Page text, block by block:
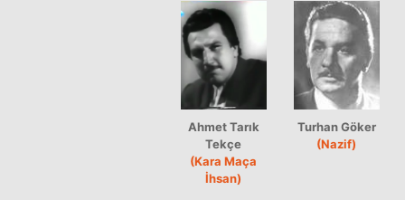
Ahmet Tarık
Tekçe
(Kara Maça
İhsan)
Turhan Göker
(Nazif)